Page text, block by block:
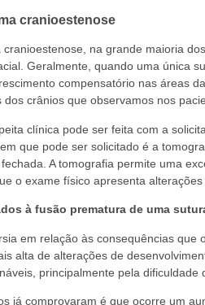
cranioestenose
na grande maioria
Geralmente, quando uma única
compensatório nas áreas
crânios que observamos nos
clínica pode ser feita com a
que pode ser solicitado é a
A tomografia permite uma
o exame físico apresenta
à fusão prematura de uma
em relação às consequências
alta de alterações de
principalmente pela
já comprovaram é que ocorre um